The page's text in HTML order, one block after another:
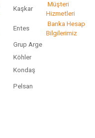
Kaşkar
Müşteri
Hizmetleri
Entes
Banka Hesap
Bilgilerimiz
Grup Arge
Köhler
Kondaş
Pelsan